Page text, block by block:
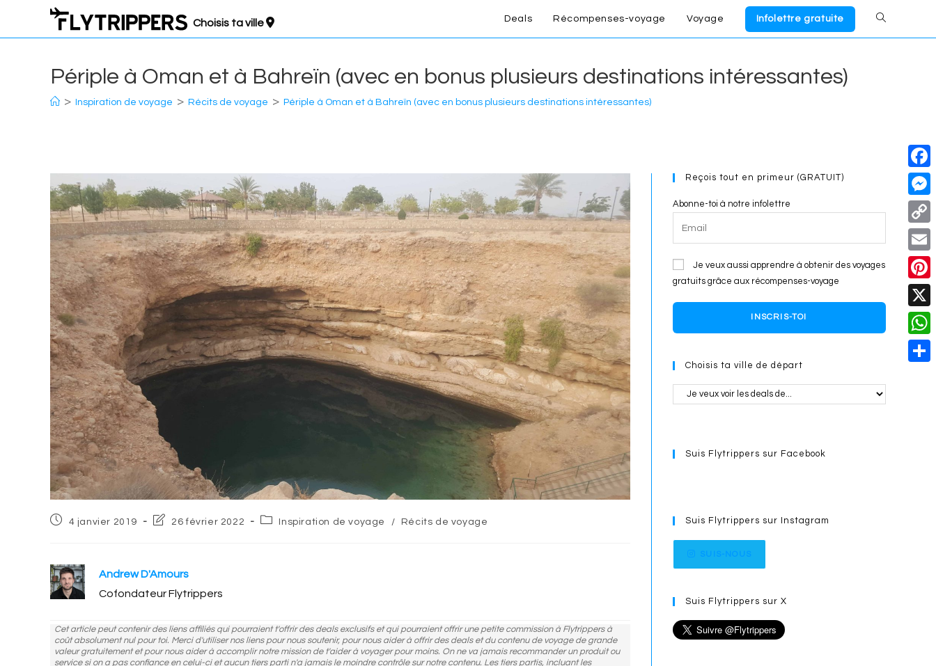
Choisis ta ville Deals Récompenses-voyage Voyage Infolettre gratuite Toggle
Périple à Oman et à Bahreïn (avec en bonus plusieurs destinations intéressantes)
> Inspiration de voyage > Récits de voyage > Périple à Oman et à Bahreïn (avec en bonus plusieurs destinations intéressantes)
Post4 janvier 2019
Post26 février 2022
PostInspiration de voyage / Récits de voyage
Andrew D'Amours
Cofondateur Flytrippers
Cet article peut contenir des liens affiliés qui pourraient t'offrir des deals exclusifs et qui pourraient offrir une petite commission à Flytrippers à
coût absolument nul pour toi. Merci d'utiliser nos liens pour nous soutenir, pour nous aider à offrir des deals et du contenu de voyage de grande
valeur gratuitement et pour nous aider à accomplir notre mission de t'aider à voyager pour moins. On ne va jamais recommander un produit ou
service si on a pas confiance en celui-ci et aucun tiers parti n'a jamais le moindre contrôle sur notre contenu. Les tiers partis, incluant les
Reçois tout en primeur (GRATUIT)
Abonne-toi à notre infolettre
Je veux aussi apprendre à obtenir des voyages
gratuits grâce aux récompenses-voyage
INSCRIS-TOI
Choisis ta ville de départ
Suis Flytrippers sur Facebook
Suis Flytrippers sur Instagram
Suis Flytrippers sur X
F
a
c
e
b
o
o
k
M
e
s
s
e
n
g
e
C
o
p
y
L
i
E
m
a
P
i
n
X
W